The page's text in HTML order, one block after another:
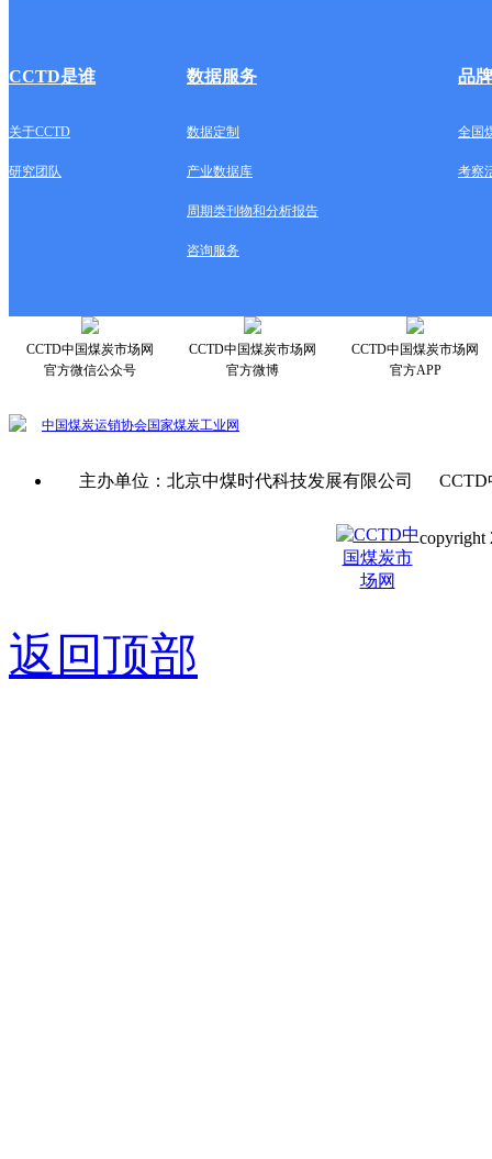
CCTD是谁 数据服务 品
关于CCTD 数据定制 全国
研究团队 产业数据库 考察
周期类刊物和分析报告
咨询服务
CCTD中国煤炭市场网
官方微信公众号
CCTD中国煤炭市场网
官方微博
CCTD中国煤炭市场网
官方APP
中国煤炭运销协会国家煤炭工业网
主办单位：北京中煤时代科技发展有限公司
copyright
返回顶部